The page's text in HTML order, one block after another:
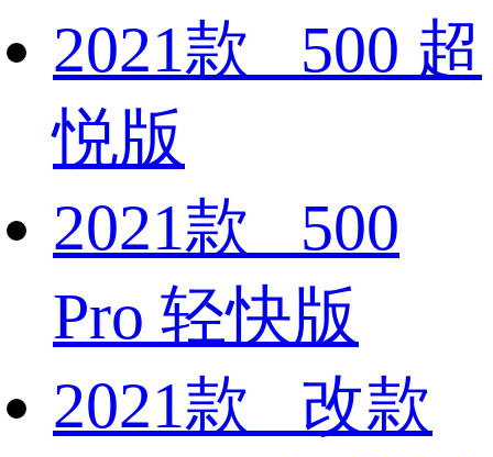
2021款 500 超
悦版
2021款 500
Pro 轻快版
2021款 改款